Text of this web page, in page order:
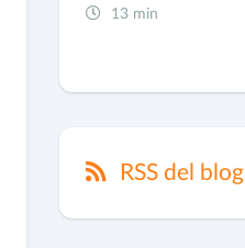
13 min
RSS del blog